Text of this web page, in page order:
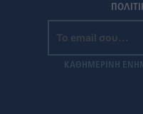
ΚΑΘΗΜΕΡΙΝΗ